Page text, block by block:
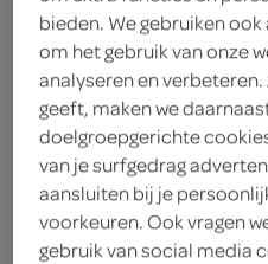
adres &
bieden. We gebruiken
om het gebruik van onze
analyseren en
geeft, maken we
doelgroepgerichte
van je surfgedrag
aansluiten bij je
voorkeuren. Ook vragen
gebruik van social media